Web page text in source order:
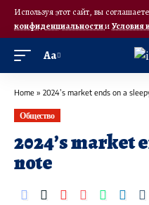
Используя этот сайт, вы
конфиденциальностииУсловия
Аа
Home » 2024’s market ends on a
Общество
2024’s market
note